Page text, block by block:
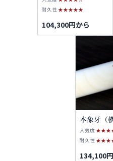
耐久性★★★★★
104,300円から
本象牙（
人気度
耐久性
134,100